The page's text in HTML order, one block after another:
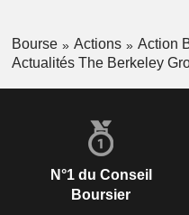
Bourse Actions
Action
Actualités The Berkeley
N°1 du Conseil
Boursier